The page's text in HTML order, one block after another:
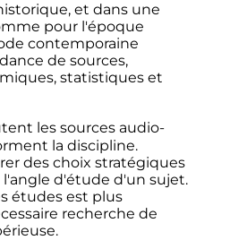
et dans une
pour l'époque
contemporaine
de sources,
statistiques et
les sources audio-
la discipline.
des choix stratégiques
d'étude d'un sujet.
études est plus
recherche de